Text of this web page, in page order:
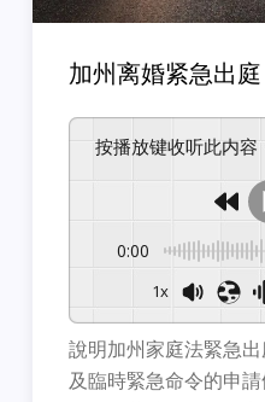
加州离婚紧急出
按播放键收听此内容
0:00
1x
說明加州家庭法緊急
及臨時緊急命令的申